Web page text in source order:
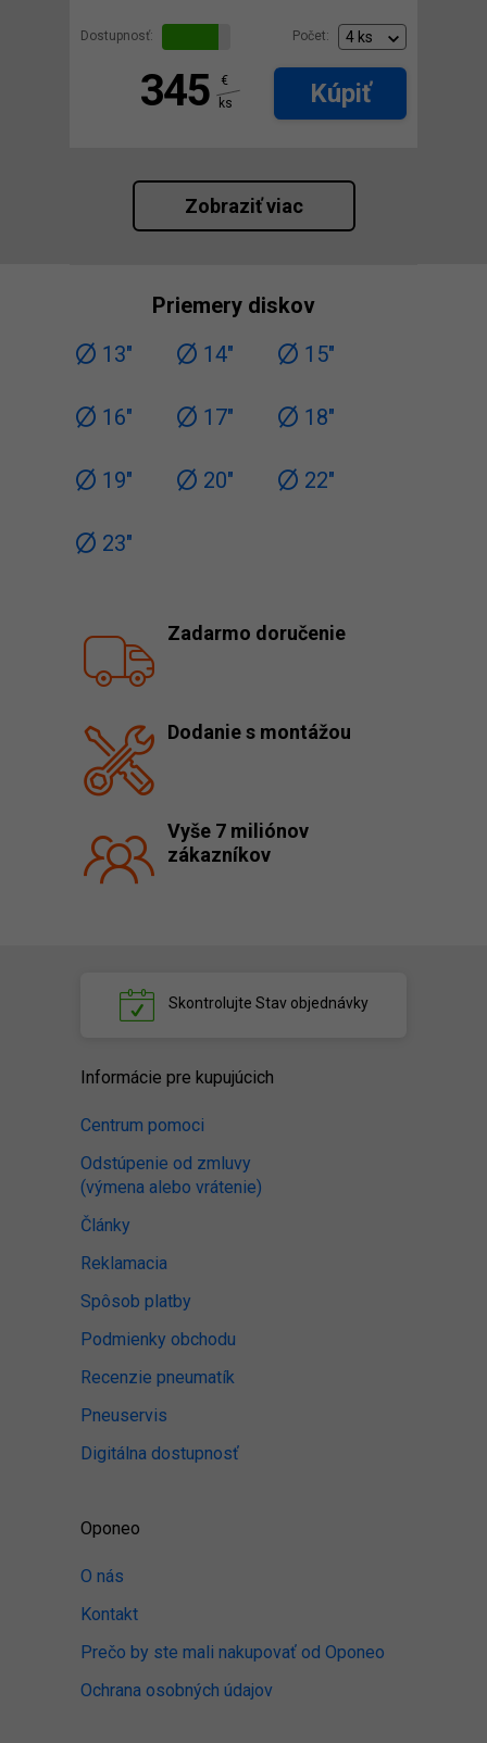
Dostupnosť: Počet:
345
€
ks
Kúpiť
Zobraziť viac
Priemery diskov
13"
14" 15"
16" 17" 18"
19" 20" 22"
23"
Zadarmo doručenie
Dodanie s montážou
Vyše 7 miliónov
zákazníkov
Skontrolujte Stav objednávky
Informácie pre kupujúcich
Centrum pomoci
Odstúpenie od zmluvy
(výmena alebo vrátenie)
Články
Reklamacia
Spôsob platby
Podmienky obchodu
Recenzie pneumatík
Pneuservis
Digitálna dostupnosť
Oponeo
O nás
Kontakt
Prečo by ste mali nakupovať od Oponeo
Ochrana osobných údajov